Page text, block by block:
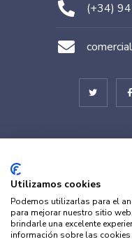
(+34)
Utilizamos cookies
Podemos utilizarlas para el
para mejorar nuestro sitio
brindarle una excelente
información sobre las